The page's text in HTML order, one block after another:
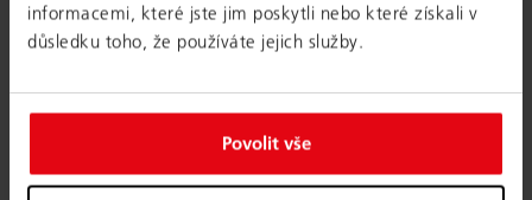
informacemi, které jste jim poskytli nebo které získali v
důsledku toho, že používáte jejich služby.
Povolit vše
ZPRÁVA